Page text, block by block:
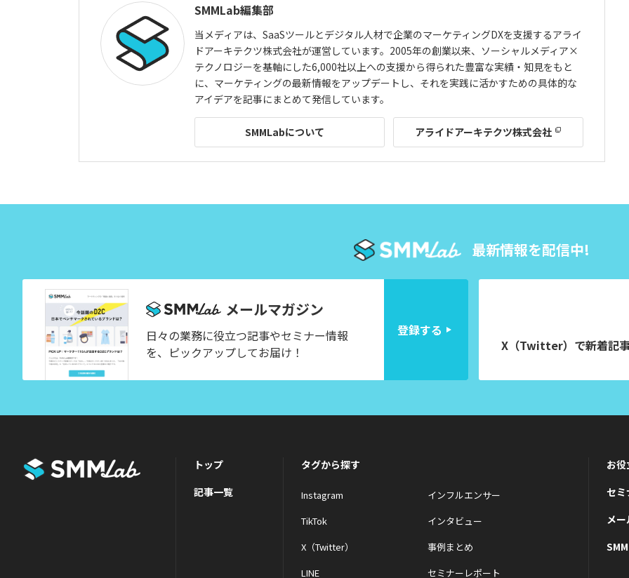
SMMLab編集部
当メディアは、SaaSツールとデジタル人材で企業のマーケティングDXを支援するアライ
ドアーキテクツ株式会社が運営しています。2005年の創業以来、ソーシャルメディア×
テクノロジーを基軸にした6,000社以上への支援から得られた豊富な実績・知見をもと
に、マーケティングの最新情報をアップデートし、それを実践に活かすための具体的な
アイデアを記事にまとめて発信しています。
SMMLabについて アライドアーキテクツ株式会社
最新情報を配信中!
メールマガジン
日々の業務に役立つ記事やセミナー情報
を、ピックアップしてお届け！
登録する
X（Twitter）で新着記
トップ
記事一覧
タグから探す
Instagram
TikTok
X（Twitter）
LINE
インフルエンサー
インタビュー
事例まとめ
セミナーレポート
お
セ
メ